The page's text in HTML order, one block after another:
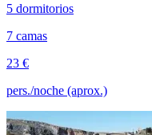
5 dormitorios
7 camas
23 €
pers./noche (aprox.)